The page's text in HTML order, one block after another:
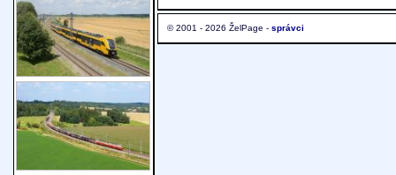
© 2001 - 2026 ŽelPage - správci